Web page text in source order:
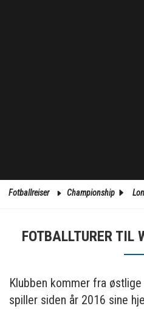
Fotballreiser Championship
FOTBALLTURER TIL
Klubben kommer fra
spiller siden år 2016 sine